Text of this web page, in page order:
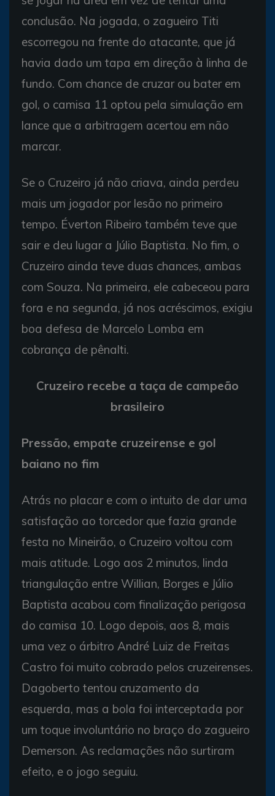
conclusão. Na jogada, o zagueiro Titi
escorregou na frente do atacante, que já
havia dado um tapa em direção à linha de
fundo. Com chance de cruzar ou bater em
gol, o camisa 11 optou pela simulação em
lance que a arbitragem acertou em não
marcar.
Se o Cruzeiro já não criava, ainda perdeu
mais um jogador por lesão no primeiro
tempo. Éverton Ribeiro também teve que
sair e deu lugar a Júlio Baptista. No fim, o
Cruzeiro ainda teve duas chances, ambas
com Souza. Na primeira, ele cabeceou para
fora e na segunda, já nos acréscimos, exigiu
boa defesa de Marcelo Lomba em
cobrança de pênalti.
Cruzeiro recebe a taça de campeão
brasileiro
Pressão, empate cruzeirense e gol
baiano no fim
Atrás no placar e com o intuito de dar uma
satisfação ao torcedor que fazia grande
festa no Mineirão, o Cruzeiro voltou com
mais atitude. Logo aos 2 minutos, linda
triangulação entre Willian, Borges e Júlio
Baptista acabou com finalização perigosa
do camisa 10. Logo depois, aos 8, mais
uma vez o árbitro André Luiz de Freitas
Castro foi muito cobrado pelos cruzeirenses.
Dagoberto tentou cruzamento da
esquerda, mas a bola foi interceptada por
um toque involuntário no braço do zagueiro
Demerson. As reclamações não surtiram
efeito, e o jogo seguiu.